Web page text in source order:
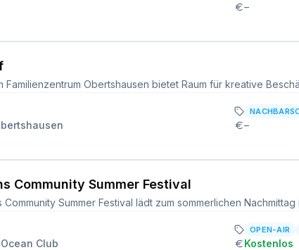
–
–
Community Summer Festival
Club
OPEN-AIR
Kostenlos